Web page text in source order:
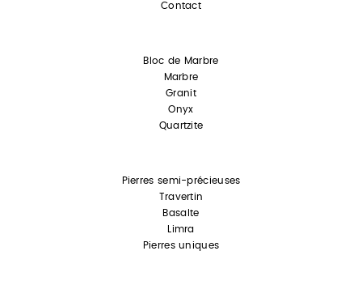
Contact
Bloc de Marbre
Marbre
Granit
Onyx
Quartzite
Pierres semi-précieuses
Travertin
Basalte
Limra
Pierres uniques